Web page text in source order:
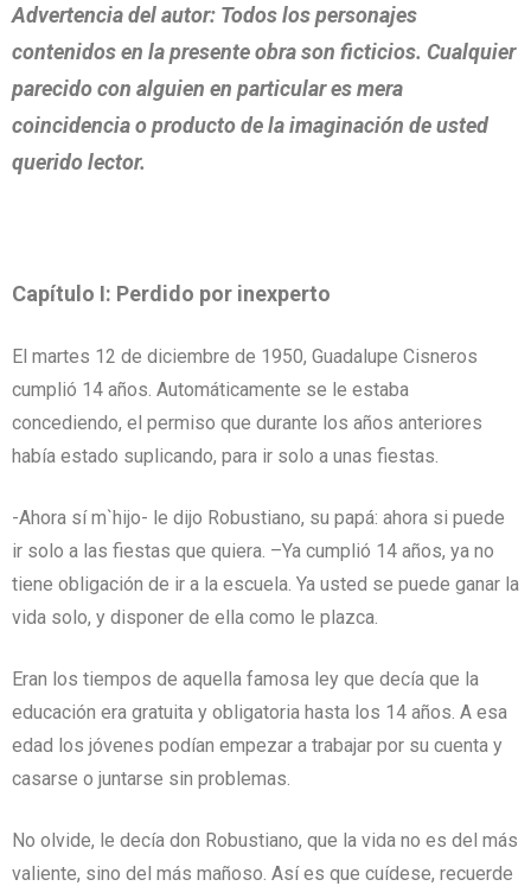
Advertencia del autor: Todos los personajes
contenidos en la presente obra son ficticios. Cualquier
parecido con alguien en particular es mera
coincidencia o producto de la imaginación de usted
querido lector.
Capítulo I: Perdido por inexperto
El martes 12 de diciembre de 1950, Guadalupe Cisneros
cumplió 14 años. Automáticamente se le estaba
concediendo, el permiso que durante los años anteriores
había estado suplicando, para ir solo a unas fiestas.
-Ahora sí m`hijo- le dijo Robustiano, su papá: ahora si puede
ir solo a las fiestas que quiera. –Ya cumplió 14 años, ya no
tiene obligación de ir a la escuela. Ya usted se puede ganar la
vida solo, y disponer de ella como le plazca.
Eran los tiempos de aquella famosa ley que decía que la
educación era gratuita y obligatoria hasta los 14 años. A esa
edad los jóvenes podían empezar a trabajar por su cuenta y
casarse o juntarse sin problemas.
No olvide, le decía don Robustiano, que la vida no es del más
valiente, sino del más mañoso. Así es que cuídese, recuerde